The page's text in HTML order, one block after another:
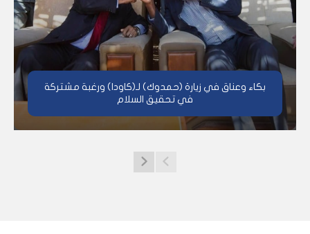
بكاء وعناق في زيارة (حمدوك) لـ(كاودا) ورغبة مشتركة
في تحقيق السلام